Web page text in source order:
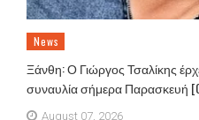
News
Ξάνθη: Ο Γιώργος Τσαλίκης
συναυλία σήμερα Παρασκευή
August 07, 2026